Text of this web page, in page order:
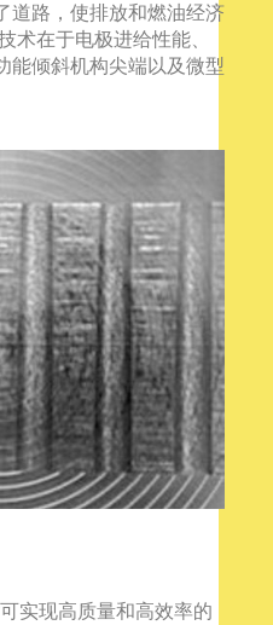
道路，使排放和燃油经济
术在于电极进给性能、
能倾斜机构尖端以及微型
实现高质量和高效率的